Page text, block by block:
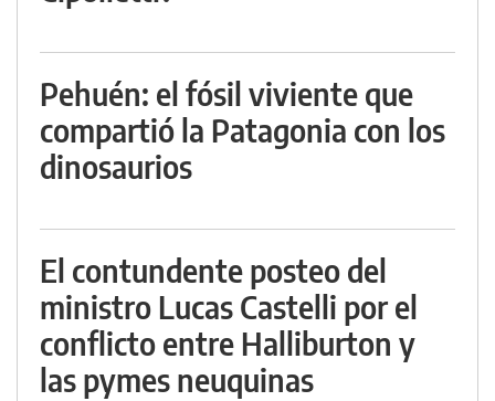
Pehuén: el fósil viviente que
compartió la Patagonia con los
dinosaurios
El contundente posteo del
ministro Lucas Castelli por el
conflicto entre Halliburton y
las pymes neuquinas